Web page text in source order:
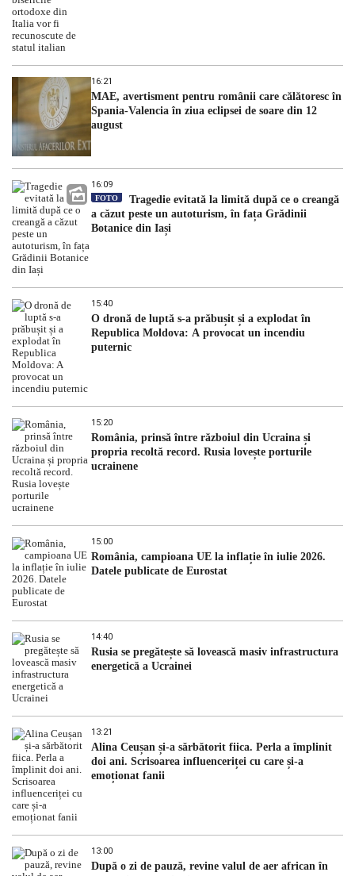
16:21
MAE, avertisment pentru românii care călătoresc în
Spania-Valencia în ziua eclipsei de soare din 12
august
16:09
FOTO
Tragedie evitată la limită după ce o creangă
a căzut peste un autoturism, în fața Grădinii
Botanice din Iași
15:40
O dronă de luptă s-a prăbușit și a explodat în
Republica Moldova: A provocat un incendiu
puternic
15:20
România, prinsă între războiul din Ucraina și
propria recoltă record. Rusia lovește porturile
ucrainene
15:00
România, campioana UE la inflație în iulie 2026.
Datele publicate de Eurostat
14:40
Rusia se pregătește să lovească masiv infrastructura
energetică a Ucrainei
13:21
Alina Ceușan și-a sărbătorit fiica. Perla a împlinit
doi ani. Scrisoarea influenceriței cu care și-a
emoționat fanii
13:00
După o zi de pauză, revine valul de aer african în